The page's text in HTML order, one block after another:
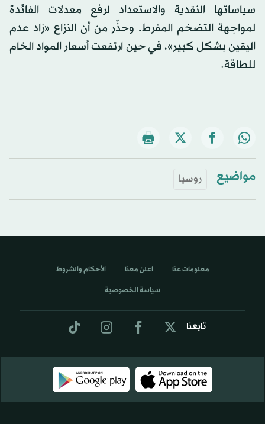
سياساتها النقدية والاستعداد لرفع معدلات الفائدة
لمواجهة التضخم المفرط. وحذّر من أن النزاع «زاد عدم
اليقين بشكل كبير»، في حين ارتفعت أسعار المواد الخام
للطاقة.
مواضيع روسيا
تابعنا
معلومات عنا اعلن معنا الأحكام والشروط
سياسة الخصوصية